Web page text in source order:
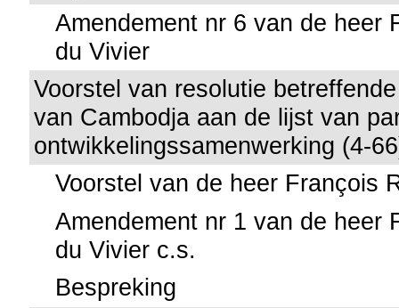
Amendement nr 6 van de heer
du Vivier
Voorstel van resolutie
van Cambodja aan de lijst van
ontwikkelingssamenwerking (4-
Voorstel van de heer François
Amendement nr 1 van de heer
du Vivier c.s.
Bespreking